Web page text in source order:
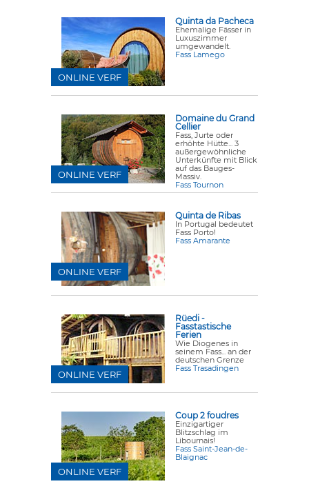
Quinta da Pacheca
Ehemalige Fässer in
Luxuszimmer
umgewandelt.
Fass Lamego
ONLINE VERF
Domaine du Grand
Cellier
Fass, Jurte oder
erhöhte Hütte... 3
außergewöhnliche
Unterkünfte mit Blick
auf das Bauges-
Massiv.
Fass Tournon
ONLINE VERF
Quinta de Ribas
In Portugal bedeutet
Fass Porto!
Fass Amarante
ONLINE VERF
Rüedi -
Fasstastische
Ferien
Wie Diogenes in
seinem Fass... an der
deutschen Grenze
Fass Trasadingen
ONLINE VERF
Coup 2 foudres
Einzigartiger
Blitzschlag im
Libournais!
Fass Saint-Jean-de-
Blaignac
ONLINE VERF